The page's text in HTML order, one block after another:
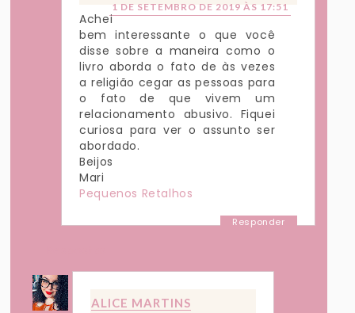
1 DE SETEMBRO DE 2019 ÀS 17:51
Achei
bem interessante o que você
disse sobre a maneira como o
livro aborda o fato de às vezes
a religião cegar as pessoas para
o fato de que vivem um
relacionamento abusivo. Fiquei
curiosa para ver o assunto ser
abordado.
Beijos
Mari
Pequenos Retalhos
Responder
ALICE MARTINS